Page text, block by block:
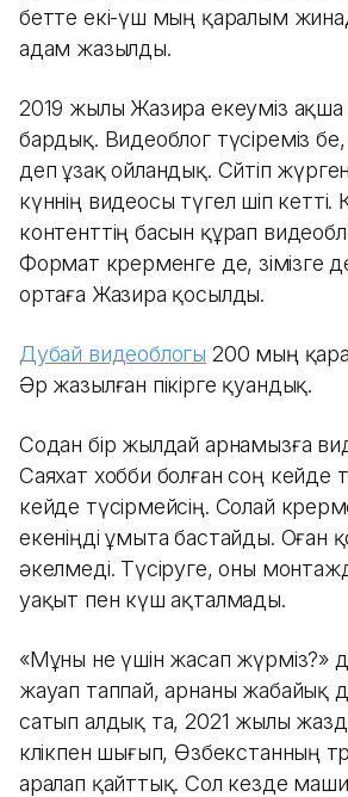
бетте екі-үш мың қаралым
адам жазылды.
2019 жылы Жазира екеуміз
бардық. Видеоблог түсіреміз
деп ұзақ ойландық. Сөйтіп
күннің видеосы түгел өшіп кетті.
контенттің басын құрап
Формат көрерменге де, өзімізге
ортаға Жазира қосылды.
Дубай видеоблогы 200 мың
Әр жазылған пікірге қуандық.
Содан бір жылдай арнамызға
Саяхат хобби болған соң кейде
кейде түсірмейсің. Солай
екеніңді ұмыта бастайды. Оған
әкелмеді. Түсіруге, оны
уақыт пен күш ақталмады.
«Мұны не үшін жасап жүрміз?»
жауап таппай, арнаны жабайық
сатып алдық та, 2021 жылы
көлікпен шығып, Өзбекстанның
аралап қайттық. Сол кезде